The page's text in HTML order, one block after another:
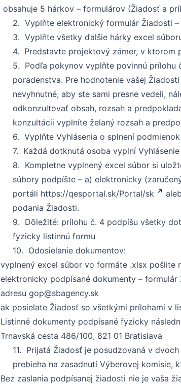
obsahuje 5 hárkov – formulárov (Žiadosť a
2. Vyplňte elektronický formulár Žiadosti
3. Vyplňte všetky ďalšie hárky excel
4. Predstavte projektový zámer, v ktorom
5. Podľa pokynov vyplňte povinnú prílohu
poradenstva. Pre hodnotenie vašej
nevyhnutné, aby ste sami presne vedeli,
odkonzultovať obsah, rozsah a
konzultácii vyplníte želaný rozsah a
6. Vyplňte Vyhlásenia o splnení
7. Každá dotknutá osoba vyplní
8. Kompletne vyplnený excel súbor si
súbory podpíšte – a) elektronicky
portáli https://qesportal.sk/Portal/sk
podania Žiadosti.
9. Dôležité: prílohu č. 4 podpíšu všetky
fyzicky listinnú formu
10. Odosielanie dokumentov:
vyplnený excel súbor vo formáte .xlsx pošlite
elektronicky podpísané dokumenty – formulár
adresu gop@sbagency.sk
ak posielate Žiadosť so všetkými prílohami v
Listinné dokumenty podpísané fyzicky
Trnavská cesta 486/100, 821 01 Bratislava
11. Prijatá Žiadosť je posudzovaná v
prebieha na zasadnutí Výberovej komisie,
Bez zaslania podpísanej žiadosti nie je vaša